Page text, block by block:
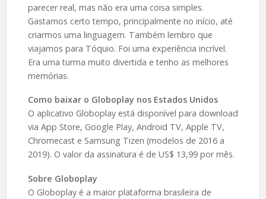
parecer real, mas não era uma coisa simples.
Gastamos certo tempo, principalmente no início, até
criarmos uma linguagem. Também lembro que
viajamos para Tóquio. Foi uma experiência incrível.
Era uma turma muito divertida e tenho as melhores
memórias.
Como baixar o Globoplay nos Estados Unidos
O aplicativo Globoplay está disponível para download
via App Store, Google Play, Android TV, Apple TV,
Chromecast e Samsung Tizen (modelos de 2016 a
2019). O valor da assinatura é de US$ 13,99 por mês.
Sobre Globoplay
O Globoplay é a maior plataforma brasileira de